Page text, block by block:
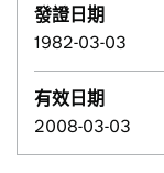
發證日期
1982-03-03
有效日期
2008-03-03